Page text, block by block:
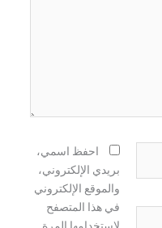
احفظ اسمي،
بريدي الإلكتروني،
والموقع الإلكتروني
في هذا المتصفح
لاستخدامها المرة